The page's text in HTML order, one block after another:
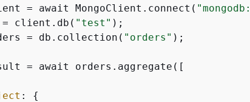
= await MongoClient.connect(
client.db( "test" );
= db.collection( "orders" );
= await orders.aggregate([
: {